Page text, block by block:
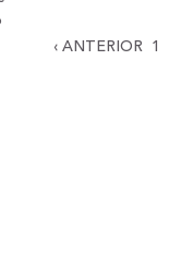
‹ ANTERIOR 1